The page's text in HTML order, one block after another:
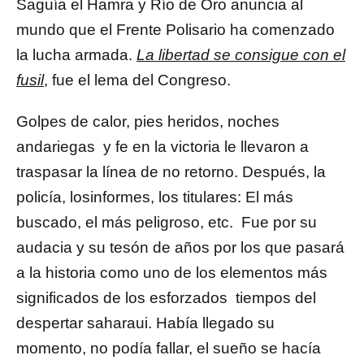
Saguía el Hamra y Río de Oro anuncia al
mundo que el Frente Polisario ha comenzado
la lucha armada. La libertad se consigue con el
fusil, fue el lema del Congreso.
Golpes de calor, pies heridos, noches
andariegas y fe en la victoria le llevaron a
traspasar la línea de no retorno. Después, la
policía, losinformes, los titulares: El más
buscado, el más peligroso, etc. Fue por su
audacia y su tesón de años por los que pasará
a la historia como uno de los elementos más
significados de los esforzados tiempos del
despertar saharaui. Había llegado su
momento, no podía fallar, el sueño se hacía